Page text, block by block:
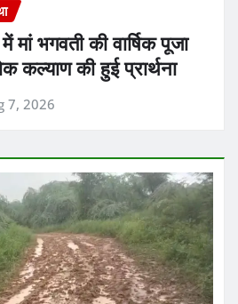
मां भगवती की वार्षिक पूजा
कल्याण की हुई प्रार्थना
7, 2026